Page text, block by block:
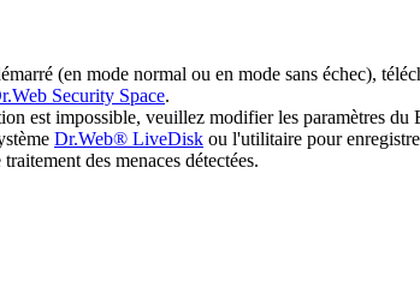
(en mode normal ou en mode sans échec),
Security Space.
est impossible, veuillez modifier les paramètres
Dr.Web® LiveDisk ou l'utilitaire pour
des menaces détectées.